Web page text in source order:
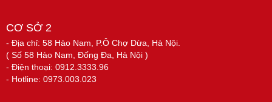
CƠ SỞ 2
- Địa chỉ: 58 Hào Nam, P.Ô Chợ Dừa, Hà Nội.
( Số 58 Hào Nam, Đống Đa, Hà Nội )
- Điện thoại: 0912.3333.96
- Hotline: 0973.003.023